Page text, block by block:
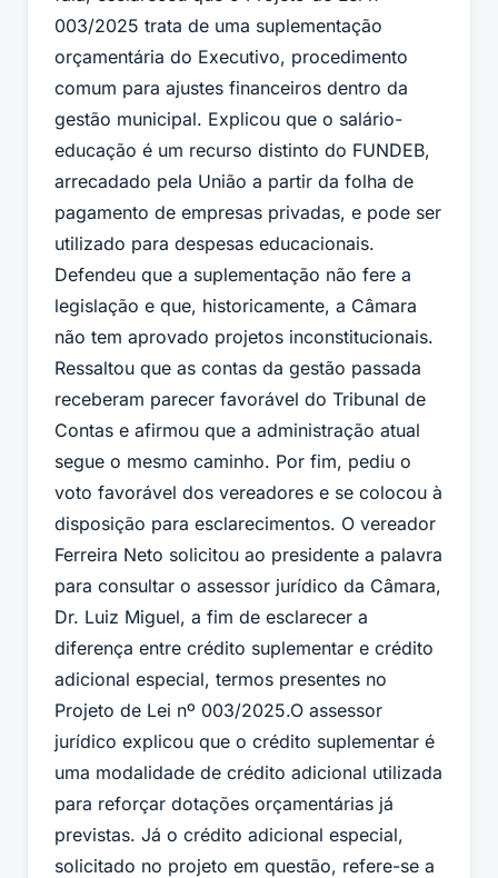
003/2025 trata de uma suplementação
orçamentária do Executivo, procedimento
comum para ajustes financeiros dentro da
gestão municipal. Explicou que o salário-
educação é um recurso distinto do FUNDEB,
arrecadado pela União a partir da folha de
pagamento de empresas privadas, e pode ser
utilizado para despesas educacionais.
Defendeu que a suplementação não fere a
legislação e que, historicamente, a Câmara
não tem aprovado projetos inconstitucionais.
Ressaltou que as contas da gestão passada
receberam parecer favorável do Tribunal de
Contas e afirmou que a administração atual
segue o mesmo caminho. Por fim, pediu o
voto favorável dos vereadores e se colocou à
disposição para esclarecimentos. O vereador
Ferreira Neto solicitou ao presidente a palavra
para consultar o assessor jurídico da Câmara,
Dr. Luiz Miguel, a fim de esclarecer a
diferença entre crédito suplementar e crédito
adicional especial, termos presentes no
Projeto de Lei nº 003/2025.O assessor
jurídico explicou que o crédito suplementar é
uma modalidade de crédito adicional utilizada
para reforçar dotações orçamentárias já
previstas. Já o crédito adicional especial,
solicitado no projeto em questão, refere-se a